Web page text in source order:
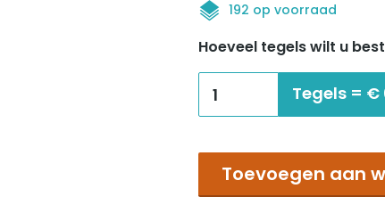
192 op voorraad
Hoeveel tegels wilt u
Textile
terre
Tegels = €
Toevoegen aan